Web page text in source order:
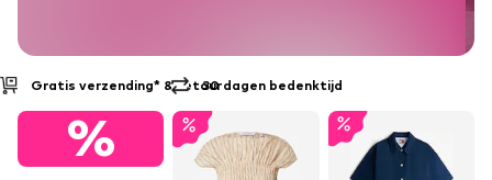
30 dagen bedenktijd Achteraf betalen
%